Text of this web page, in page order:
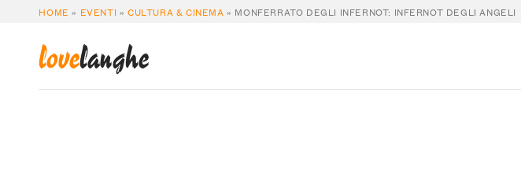
HOME » EVENTI »CULTURA & CINEMA » MONFERRATO DEGLI INFERNOT: INFERNOT DEGLI ANGELI
lovelanghe